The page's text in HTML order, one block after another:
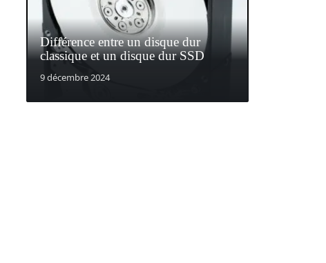
Différence entre un disque dur
classique et un disque dur SSD
9 décembre 2024